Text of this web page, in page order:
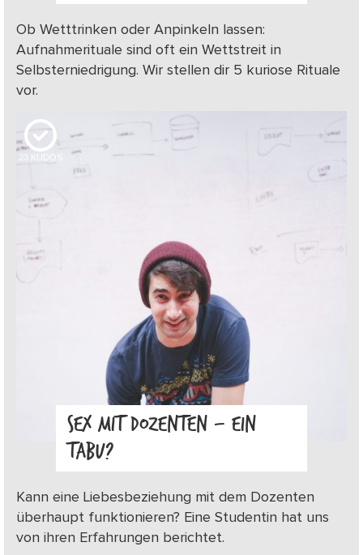
Ob Wetttrinken oder Anpinkeln lassen:
Aufnahmerituale sind oft ein Wettstreit in
Selbsterniedrigung. Wir stellen dir 5 kuriose Rituale
vor.
23 KUDOS
SEX MIT DOZENTEN – EIN
TABU?
Kann eine Liebesbeziehung mit dem Dozenten
überhaupt funktionieren? Eine Studentin hat uns
von ihren Erfahrungen berichtet.